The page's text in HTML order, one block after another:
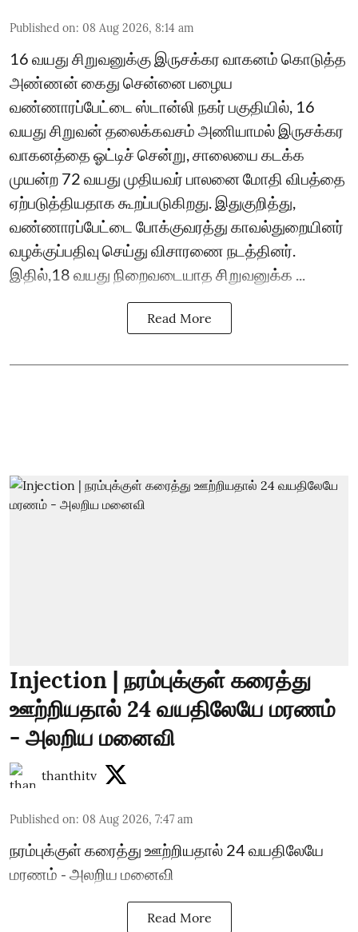
Published on: 08 Aug 2026, 8:14 am
16 வயது சிறுவனுக்கு இருசக்கர வாகனம் கொடுத்த
அண்ணன் கைது சென்னை பழைய
வண்ணாரப்பேட்டை ஸ்டான்லி நகர் பகுதியில், 16
வயது சிறுவன் தலைக்கவசம் அணியாமல் இருசக்கர
வாகனத்தை ஓட்டிச் சென்று, சாலையை கடக்க
முயன்ற 72 வயது முதியவர் பாலனை மோதி விபத்தை
ஏற்படுத்தியதாக கூறப்படுகிறது. இதுகுறித்து,
வண்ணாரப்பேட்டை போக்குவரத்து காவல்துறையினர்
வழக்குப்பதிவு செய்து விசாரணை நடத்தினர்.
இதில்,18 வயது நிறைவடையாத சிறுவனுக்க ...
Read More
Injection | நரம்புக்குள் கரைத்து
ஊற்றியதால் 24 வயதிலேயே மரணம்
- அலறிய மனைவி
thanthitv
Published on: 08 Aug 2026, 7:47 am
நரம்புக்குள் கரைத்து ஊற்றியதால் 24 வயதிலேயே
மரணம் - அலறிய மனைவி
Read More